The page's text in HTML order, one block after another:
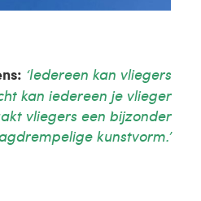
‘Iedereen kan vliegers
kan iedereen je vlieger
vliegers een bijzonder
kunstvorm.’